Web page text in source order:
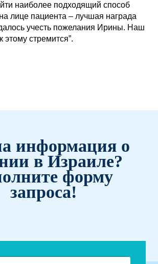
наиболее подходящий способ
лице пациента – лучшая награда
учесть пожелания Ирины. Наш
этому стремится”.
информация о
в Израиле?
форму
запроса!